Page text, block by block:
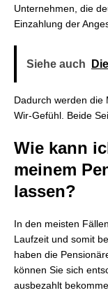
Unternehmen, die
Einzahlung der
Siehe auch
Dadurch werden die
Wir-Gefühl. Beide
Wie kann
meinem
lassen?
In den meisten
Laufzeit und somit
haben die
können Sie sich
ausbezahlt